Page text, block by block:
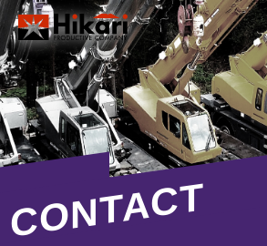
CONTACT